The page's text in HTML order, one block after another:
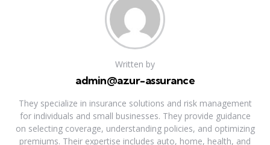
Written by
admin@azur-assurance
They specialize in insurance solutions and risk management
for individuals and small businesses. They provide guidance
on selecting coverage, understanding policies, and optimizing
premiums. Their expertise includes auto, home, health, and